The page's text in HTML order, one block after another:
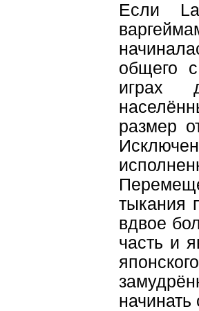
Если
общего
играх
размер
тыкания
вдвое
часть и
начинать